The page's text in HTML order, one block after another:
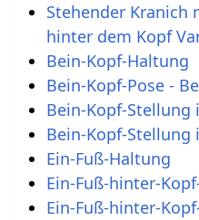
Stehender Kranich
hinter dem Kopf
Bein-Kopf-Haltung
Bein-Kopf-Pose -
Bein-Kopf-Stellung
Bein-Kopf-Stellung
Ein-Fuß-Haltung
Ein-Fuß-hinter-
Ein-Fuß-hinter-